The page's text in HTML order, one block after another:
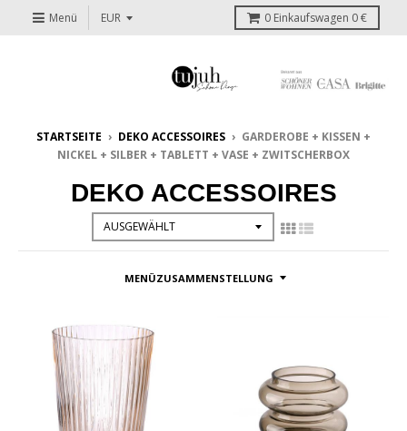
Menü 0 Einkaufswagen 0 €
STARTSEITE › DEKO ACCESSOIRES › GARDEROBE + KISSEN +
NICKEL + SILBER + TABLETT + VASE + ZWITSCHERBOX
DEKO ACCESSOIRES
MENÜZUSAMMENSTELLUNG